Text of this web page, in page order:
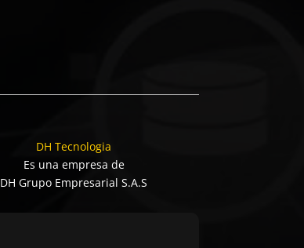
DH Tecnologia
Es una empresa de
DH Grupo Empresarial S.A.S